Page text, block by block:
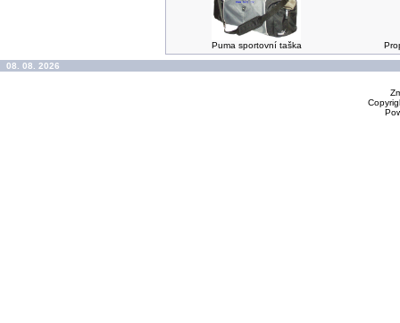
Puma sportovní taška
08. 08. 2026